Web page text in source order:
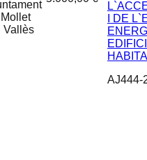
Vallès
I DE
AJ444-